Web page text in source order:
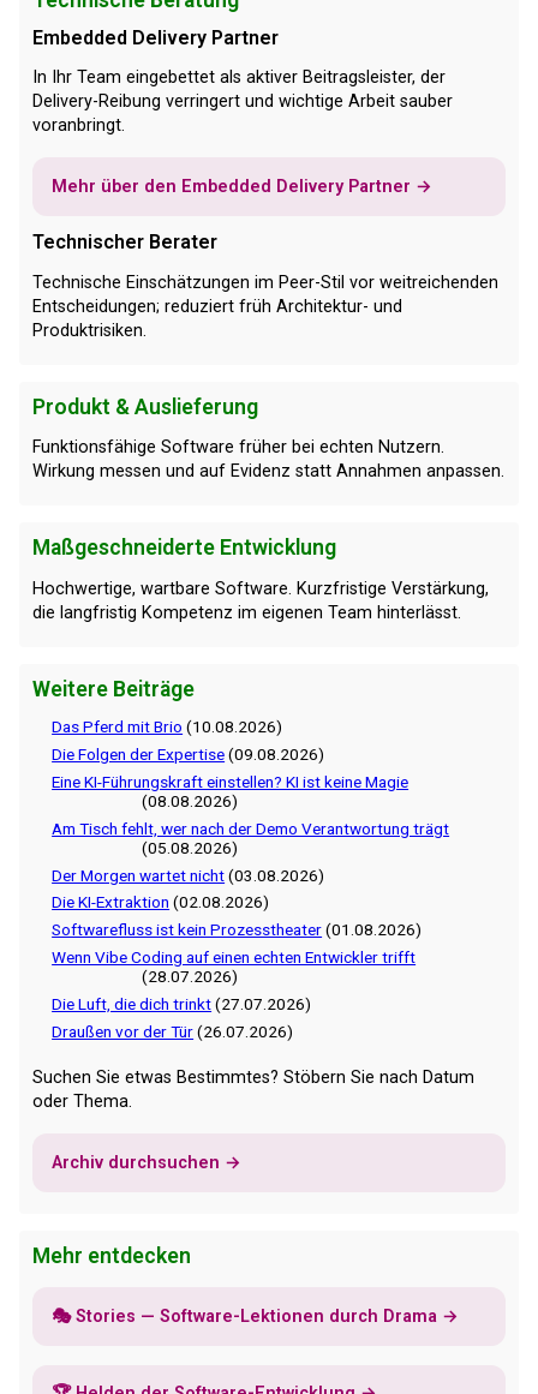
Embedded Delivery Partner
In Ihr Team eingebettet als aktiver Beitragsleister, der
Delivery-Reibung verringert und wichtige Arbeit sauber
voranbringt.
Mehr über den Embedded Delivery Partner →
Technischer Berater
Technische Einschätzungen im Peer-Stil vor weitreichenden
Entscheidungen; reduziert früh Architektur- und
Produktrisiken.
Produkt & Auslieferung
Funktionsfähige Software früher bei echten Nutzern.
Wirkung messen und auf Evidenz statt Annahmen anpassen.
Maßgeschneiderte Entwicklung
Hochwertige, wartbare Software. Kurzfristige Verstärkung,
die langfristig Kompetenz im eigenen Team hinterlässt.
Weitere Beiträge
Das Pferd mit Brio (10.08.2026)
Die Folgen der Expertise(09.08.2026)
Eine KI-Führungskraft einstellen? KI ist keine Magie
(08.08.2026)
Am Tisch fehlt, wer nach der Demo Verantwortung trägt
(05.08.2026)
Der Morgen wartet nicht(03.08.2026)
Die KI-Extraktion (02.08.2026)
Softwarefluss ist kein Prozesstheater(01.08.2026)
Wenn Vibe Coding auf einen echten Entwickler trifft
(28.07.2026)
Die Luft, die dich trinkt(27.07.2026)
Draußen vor der Tür(26.07.2026)
Suchen Sie etwas Bestimmtes? Stöbern Sie nach Datum
oder Thema.
Archiv durchsuchen →
Mehr entdecken
🎭 Stories — Software-Lektionen durch Drama →